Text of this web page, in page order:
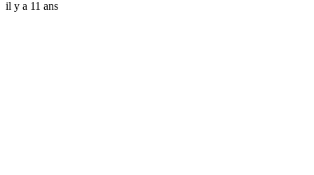
il y a 11 ans